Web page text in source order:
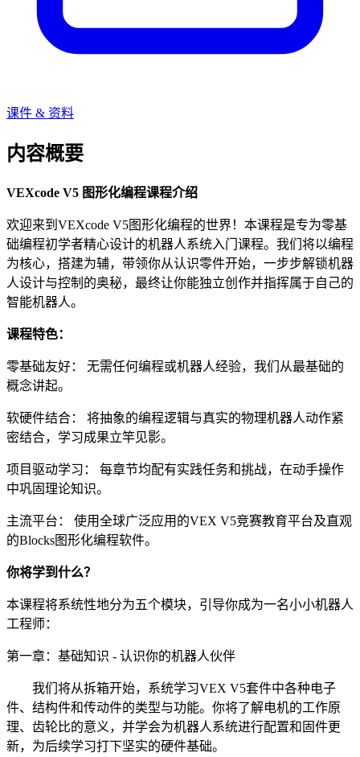
课件 & 资料
内容概要
VEXcode V5 图形化编程课程介绍
欢迎来到VEXcode V5图形化编程的世界！本课程是专为零基
础编程初学者精心设计的机器人系统入门课程。我们将以编程
为核心，搭建为辅，带领你从认识零件开始，一步步解锁机器
人设计与控制的奥秘，最终让你能独立创作并指挥属于自己的
智能机器人。
课程特色：
零基础友好： 无需任何编程或机器人经验，我们从最基础的
概念讲起。
软硬件结合： 将抽象的编程逻辑与真实的物理机器人动作紧
密结合，学习成果立竿见影。
项目驱动学习： 每章节均配有实践任务和挑战，在动手操作
中巩固理论知识。
主流平台： 使用全球广泛应用的VEX V5竞赛教育平台及直观
的Blocks图形化编程软件。
你将学到什么？
本课程将系统性地分为五个模块，引导你成为一名小小机器人
工程师：
第一章：基础知识 - 认识你的机器人伙伴
我们将从拆箱开始，系统学习VEX V5套件中各种电子
件、结构件和传动件的类型与功能。你将了解电机的工作原
理、齿轮比的意义，并学会为机器人系统进行配置和固件更
新，为后续学习打下坚实的硬件基础。